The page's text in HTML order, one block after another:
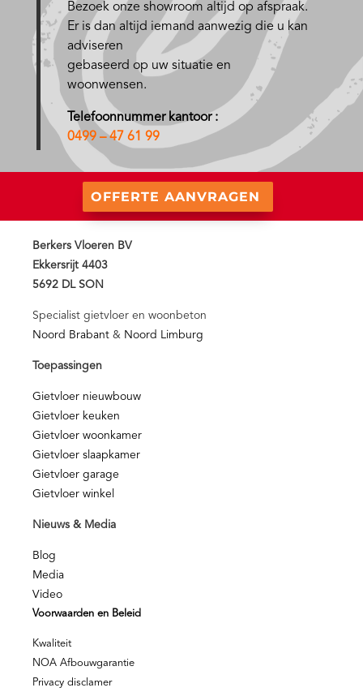
Bezoek onze showroom altijd op afspraak.
Er is dan altijd iemand aanwezig die u kan
adviseren
gebaseerd op uw situatie en
woonwensen.
Telefoonnummer kantoor :
0499 – 47 61 99
OFFERTE AANVRAGEN
Berkers Vloeren BV
Ekkersrijt 4403
5692 DL SON
Specialist gietvloer en woonbeton
Noord Brabant & Noord Limburg
Toepassingen
Gietvloer nieuwbouw
Gietvloer keuken
Gietvloer woonkamer
Gietvloer slaapkamer
Gietvloer garage
Gietvloer winkel
Nieuws & Media
Blog
Media
Video
Voorwaarden en Beleid
Kwaliteit
NOA Afbouwgarantie
Privacy disclamer